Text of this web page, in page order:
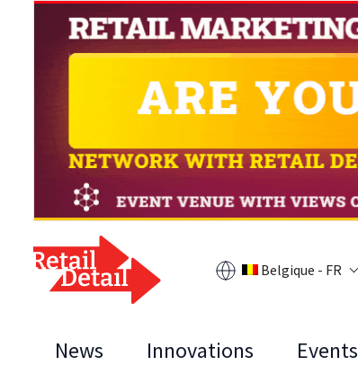
Belgique - FR
News Innovations Events